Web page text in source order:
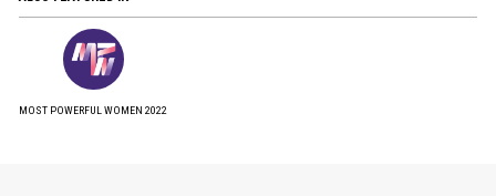
MOST POWERFUL WOMEN 2022